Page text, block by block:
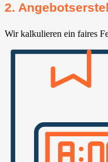
2.
Wir kalkulieren ein faires